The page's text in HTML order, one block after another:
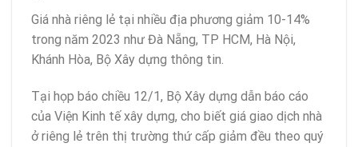
Giá nhà riêng lẻ tại nhiều địa phương giảm 10-14%
trong năm 2023 như Đà Nẵng, TP HCM, Hà Nội,
Khánh Hòa, Bộ Xây dựng thông tin.
Tại họp báo chiều 12/1, Bộ Xây dựng dẫn báo cáo
của Viện Kinh tế xây dựng, cho biết giá giao dịch nhà
ở riêng lẻ trên thị trường thứ cấp giảm đều theo quý